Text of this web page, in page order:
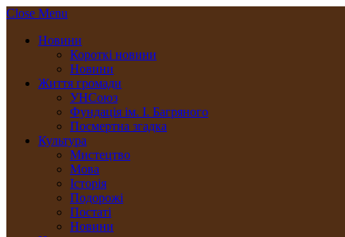
Close Menu
Новини
Короткі новини
Новини
Життя громади
УНСоюз
Фундація ім. І. Багряного
Посмертна згадка
Культура
Мистецтво
Мова
Історія
Подорожі
Постаті
Новини